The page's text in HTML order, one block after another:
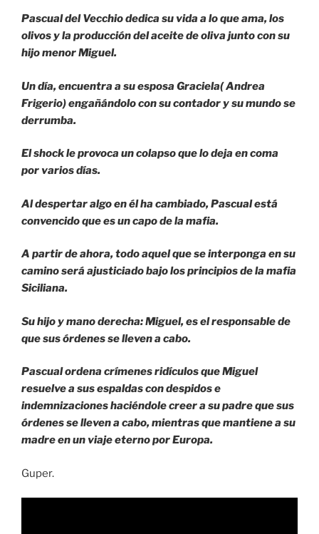
Pascual del Vecchio dedica su vida a lo que ama, los
olivos y la producción del aceite de oliva junto con su
hijo menor Miguel.
Un día, encuentra a su esposa Graciela( Andrea
Frigerio) engañándolo con su contador y su mundo se
derrumba.
El shock le provoca un colapso que lo deja en coma
por varios días.
Al despertar algo en él ha cambiado, Pascual está
convencido que es un capo de la mafia.
A partir de ahora, todo aquel que se interponga en su
camino será ajusticiado bajo los principios de la mafia
Siciliana.
Su hijo y mano derecha: Miguel, es el responsable de
que sus órdenes se lleven a cabo.
Pascual ordena crímenes ridículos que Miguel
resuelve a sus espaldas con despidos e
indemnizaciones haciéndole creer a su padre que sus
órdenes se lleven a cabo, mientras que mantiene a su
madre en un viaje eterno por Europa.
Guper.